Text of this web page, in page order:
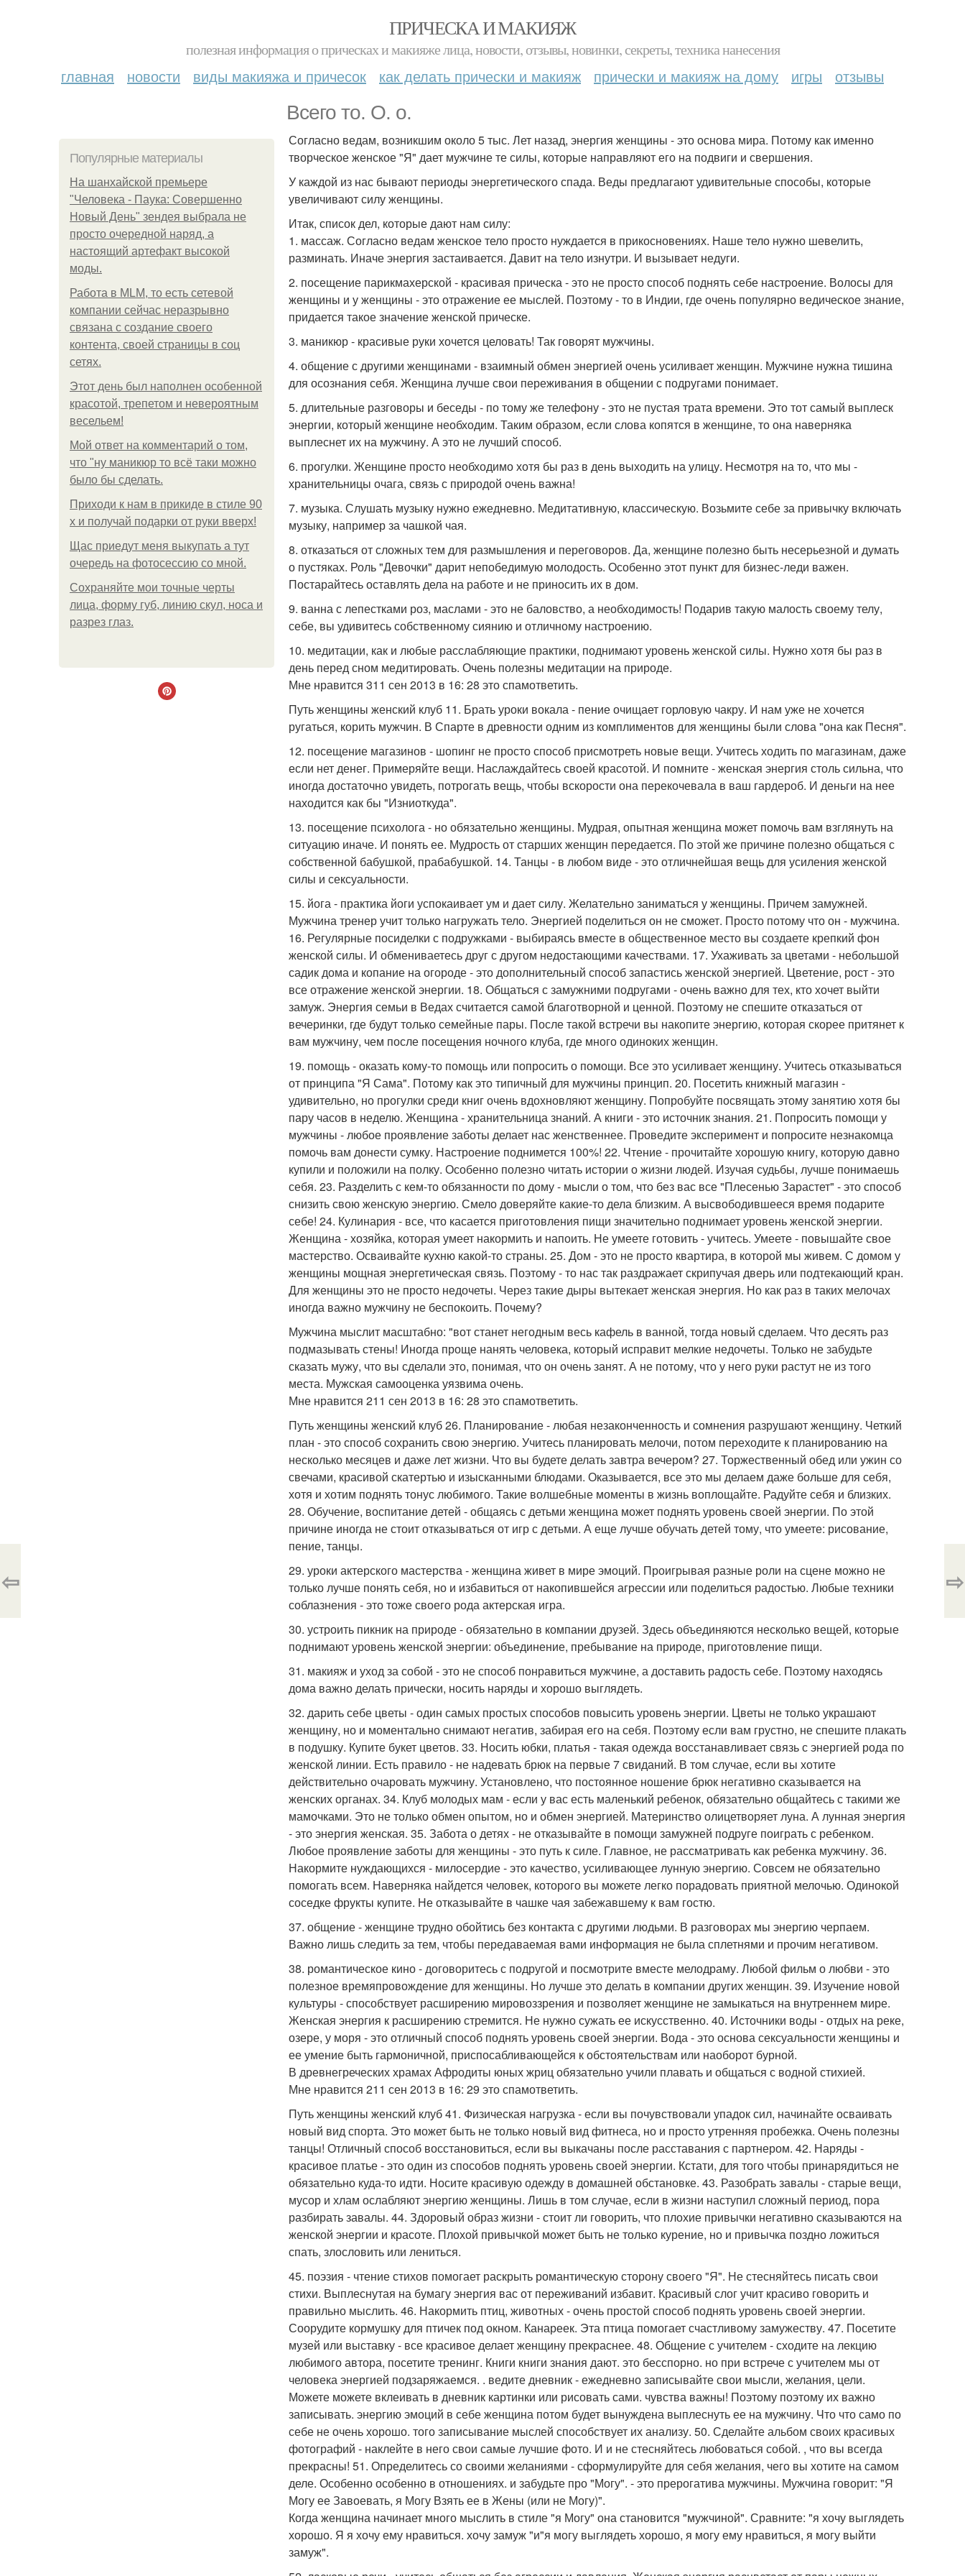
ПРИЧЕСКА И МАКИЯЖ
полезная информация о прическах и макияже лица, новости, отзывы, новинки, секреты, техника нанесения
главная новости виды макияжа и причесок как делать прически и макияж прически и макияж на дому игры отзывы
Всего то. О. о.
Популярные материалы
На шанхайской премьере
"Человека - Паука: Совершенно
Новый День" зендея выбрала не
просто очередной наряд, а
настоящий артефакт высокой
моды.
Работа в MLM, то есть сетевой
компании сейчас неразрывно
связана с создание своего
контента, своей страницы в соц
сетях.
Этот день был наполнен особенной
красотой, трепетом и невероятным
весельем!
Мой ответ на комментарий о том,
что "ну маникюр то всё таки можно
было бы сделать.
Приходи к нам в прикиде в стиле 90
х и получай подарки от руки вверх!
Щас приедут меня выкупать а тут
очередь на фотосессию со мной.
Сохраняйте мои точные черты
лица, форму губ, линию скул, носа и
разрез глаз.
Согласно ведам, возникшим около 5 тыс. Лет назад, энергия женщины - это основа мира. Потому как именно
творческое женское "Я" дает мужчине те силы, которые направляют его на подвиги и свершения.
У каждой из нас бывают периоды энергетического спада. Веды предлагают удивительные способы, которые
увеличивают силу женщины.
Итак, список дел, которые дают нам силу:
1. массаж. Согласно ведам женское тело просто нуждается в прикосновениях. Наше тело нужно шевелить,
разминать. Иначе энергия застаивается. Давит на тело изнутри. И вызывает недуги.
2. посещение парикмахерской - красивая прическа - это не просто способ поднять себе настроение. Волосы для
женщины и у женщины - это отражение ее мыслей. Поэтому - то в Индии, где очень популярно ведическое знание,
придается такое значение женской прическе.
3. маникюр - красивые руки хочется целовать! Так говорят мужчины.
4. общение с другими женщинами - взаимный обмен энергией очень усиливает женщин. Мужчине нужна тишина
для осознания себя. Женщина лучше свои переживания в общении с подругами понимает.
5. длительные разговоры и беседы - по тому же телефону - это не пустая трата времени. Это тот самый выплеск
энергии, который женщине необходим. Таким образом, если слова копятся в женщине, то она наверняка
выплеснет их на мужчину. А это не лучший способ.
6. прогулки. Женщине просто необходимо хотя бы раз в день выходить на улицу. Несмотря на то, что мы -
хранительницы очага, связь с природой очень важна!
7. музыка. Слушать музыку нужно ежедневно. Медитативную, классическую. Возьмите себе за привычку включать
музыку, например за чашкой чая.
8. отказаться от сложных тем для размышления и переговоров. Да, женщине полезно быть несерьезной и думать
о пустяках. Роль "Девочки" дарит непобедимую молодость. Особенно этот пункт для бизнес-леди важен.
Постарайтесь оставлять дела на работе и не приносить их в дом.
9. ванна с лепестками роз, маслами - это не баловство, а необходимость! Подарив такую малость своему телу,
себе, вы удивитесь собственному сиянию и отличному настроению.
10. медитации, как и любые расслабляющие практики, поднимают уровень женской силы. Нужно хотя бы раз в
день перед сном медитировать. Очень полезны медитации на природе.
Мне нравится 311 сен 2013 в 16: 28 это спамответить.
Путь женщины женский клуб 11. Брать уроки вокала - пение очищает горловую чакру. И нам уже не хочется
ругаться, корить мужчин. В Спарте в древности одним из комплиментов для женщины были слова "она как Песня".
12. посещение магазинов - шопинг не просто способ присмотреть новые вещи. Учитесь ходить по магазинам, даже
если нет денег. Примеряйте вещи. Наслаждайтесь своей красотой. И помните - женская энергия столь сильна, что
иногда достаточно увидеть, потрогать вещь, чтобы вскорости она перекочевала в ваш гардероб. И деньги на нее
находится как бы "Изниоткуда".
13. посещение психолога - но обязательно женщины. Мудрая, опытная женщина может помочь вам взглянуть на
ситуацию иначе. И понять ее. Мудрость от старших женщин передается. По этой же причине полезно общаться с
собственной бабушкой, прабабушкой. 14. Танцы - в любом виде - это отличнейшая вещь для усиления женской
силы и сексуальности.
15. йога - практика йоги успокаивает ум и дает силу. Желательно заниматься у женщины. Причем замужней.
Мужчина тренер учит только нагружать тело. Энергией поделиться он не сможет. Просто потому что он - мужчина.
16. Регулярные посиделки с подружками - выбираясь вместе в общественное место вы создаете крепкий фон
женской силы. И обмениваетесь друг с другом недостающими качествами. 17. Ухаживать за цветами - небольшой
садик дома и копание на огороде - это дополнительный способ запастись женской энергией. Цветение, рост - это
все отражение женской энергии. 18. Общаться с замужними подругами - очень важно для тех, кто хочет выйти
замуж. Энергия семьи в Ведах считается самой благотворной и ценной. Поэтому не спешите отказаться от
вечеринки, где будут только семейные пары. После такой встречи вы накопите энергию, которая скорее притянет к
вам мужчину, чем после посещения ночного клуба, где много одиноких женщин.
19. помощь - оказать кому-то помощь или попросить о помощи. Все это усиливает женщину. Учитесь отказываться
от принципа "Я Сама". Потому как это типичный для мужчины принцип. 20. Посетить книжный магазин -
удивительно, но прогулки среди книг очень вдохновляют женщину. Попробуйте посвящать этому занятию хотя бы
пару часов в неделю. Женщина - хранительница знаний. А книги - это источник знания. 21. Попросить помощи у
мужчины - любое проявление заботы делает нас женственнее. Проведите эксперимент и попросите незнакомца
помочь вам донести сумку. Настроение поднимется 100%! 22. Чтение - прочитайте хорошую книгу, которую давно
купили и положили на полку. Особенно полезно читать истории о жизни людей. Изучая судьбы, лучше понимаешь
себя. 23. Разделить с кем-то обязанности по дому - мысли о том, что без вас все "Плесенью Зарастет" - это способ
снизить свою женскую энергию. Смело доверяйте какие-то дела близким. А высвободившееся время подарите
себе! 24. Кулинария - все, что касается приготовления пищи значительно поднимает уровень женской энергии.
Женщина - хозяйка, которая умеет накормить и напоить. Не умеете готовить - учитесь. Умеете - повышайте свое
мастерство. Осваивайте кухню какой-то страны. 25. Дом - это не просто квартира, в которой мы живем. С домом у
женщины мощная энергетическая связь. Поэтому - то нас так раздражает скрипучая дверь или подтекающий кран.
Для женщины это не просто недочеты. Через такие дыры вытекает женская энергия. Но как раз в таких мелочах
иногда важно мужчину не беспокоить. Почему?
Мужчина мыслит масштабно: "вот станет негодным весь кафель в ванной, тогда новый сделаем. Что десять раз
подмазывать стены! Иногда проще нанять человека, который исправит мелкие недочеты. Только не забудьте
сказать мужу, что вы сделали это, понимая, что он очень занят. А не потому, что у него руки растут не из того
места. Мужская самооценка уязвима очень.
Мне нравится 211 сен 2013 в 16: 28 это спамответить.
Путь женщины женский клуб 26. Планирование - любая незаконченность и сомнения разрушают женщину. Четкий
план - это способ сохранить свою энергию. Учитесь планировать мелочи, потом переходите к планированию на
несколько месяцев и даже лет жизни. Что вы будете делать завтра вечером? 27. Торжественный обед или ужин со
свечами, красивой скатертью и изысканными блюдами. Оказывается, все это мы делаем даже больше для себя,
хотя и хотим поднять тонус любимого. Такие волшебные моменты в жизнь воплощайте. Радуйте себя и близких.
28. Обучение, воспитание детей - общаясь с детьми женщина может поднять уровень своей энергии. По этой
причине иногда не стоит отказываться от игр с детьми. А еще лучше обучать детей тому, что умеете: рисование,
пение, танцы.
29. уроки актерского мастерства - женщина живет в мире эмоций. Проигрывая разные роли на сцене можно не
только лучше понять себя, но и избавиться от накопившейся агрессии или поделиться радостью. Любые техники
соблазнения - это тоже своего рода актерская игра.
30. устроить пикник на природе - обязательно в компании друзей. Здесь объединяются несколько вещей, которые
поднимают уровень женской энергии: объединение, пребывание на природе, приготовление пищи.
31. макияж и уход за собой - это не способ понравиться мужчине, а доставить радость себе. Поэтому находясь
дома важно делать прически, носить наряды и хорошо выглядеть.
32. дарить себе цветы - один самых простых способов повысить уровень энергии. Цветы не только украшают
женщину, но и моментально снимают негатив, забирая его на себя. Поэтому если вам грустно, не спешите плакать
в подушку. Купите букет цветов. 33. Носить юбки, платья - такая одежда восстанавливает связь с энергией рода по
женской линии. Есть правило - не надевать брюк на первые 7 свиданий. В том случае, если вы хотите
действительно очаровать мужчину. Установлено, что постоянное ношение брюк негативно сказывается на
женских органах. 34. Клуб молодых мам - если у вас есть маленький ребенок, обязательно общайтесь с такими же
мамочками. Это не только обмен опытом, но и обмен энергией. Материнство олицетворяет луна. А лунная энергия
- это энергия женская. 35. Забота о детях - не отказывайте в помощи замужней подруге поиграть с ребенком.
Любое проявление заботы для женщины - это путь к силе. Главное, не рассматривать как ребенка мужчину. 36.
Накормите нуждающихся - милосердие - это качество, усиливающее лунную энергию. Совсем не обязательно
помогать всем. Наверняка найдется человек, которого вы можете легко порадовать приятной мелочью. Одинокой
соседке фрукты купите. Не отказывайте в чашке чая забежавшему к вам гостю.
37. общение - женщине трудно обойтись без контакта с другими людьми. В разговорах мы энергию черпаем.
Важно лишь следить за тем, чтобы передаваемая вами информация не была сплетнями и прочим негативом.
38. романтическое кино - договоритесь с подругой и посмотрите вместе мелодраму. Любой фильм о любви - это
полезное времяпровождение для женщины. Но лучше это делать в компании других женщин. 39. Изучение новой
культуры - способствует расширению мировоззрения и позволяет женщине не замыкаться на внутреннем мире.
Женская энергия к расширению стремится. Не нужно сужать ее искусственно. 40. Источники воды - отдых на реке,
озере, у моря - это отличный способ поднять уровень своей энергии. Вода - это основа сексуальности женщины и
ее умение быть гармоничной, приспосабливающейся к обстоятельствам или наоборот бурной.
В древнегреческих храмах Афродиты юных жриц обязательно учили плавать и общаться с водной стихией.
Мне нравится 211 сен 2013 в 16: 29 это спамответить.
Путь женщины женский клуб 41. Физическая нагрузка - если вы почувствовали упадок сил, начинайте осваивать
новый вид спорта. Это может быть не только новый вид фитнеса, но и просто утренняя пробежка. Очень полезны
танцы! Отличный способ восстановиться, если вы выкачаны после расставания с партнером. 42. Наряды -
красивое платье - это один из способов поднять уровень своей энергии. Кстати, для того чтобы принарядиться не
обязательно куда-то идти. Носите красивую одежду в домашней обстановке. 43. Разобрать завалы - старые вещи,
мусор и хлам ослабляют энергию женщины. Лишь в том случае, если в жизни наступил сложный период, пора
разбирать завалы. 44. Здоровый образ жизни - стоит ли говорить, что плохие привычки негативно сказываются на
женской энергии и красоте. Плохой привычкой может быть не только курение, но и привычка поздно ложиться
спать, злословить или лениться.
45. поэзия - чтение стихов помогает раскрыть романтическую сторону своего "Я". Не стесняйтесь писать свои
стихи. Выплеснутая на бумагу энергия вас от переживаний избавит. Красивый слог учит красиво говорить и
правильно мыслить. 46. Накормить птиц, животных - очень простой способ поднять уровень своей энергии.
Соорудите кормушку для птичек под окном. Канареек. Эта птица помогает счастливому замужеству. 47. Посетите
музей или выставку - все красивое делает женщину прекраснее. 48. Общение с учителем - сходите на лекцию
любимого автора, посетите тренинг. Книги книги знания дают. это бесспорно. но при встрече с учителем мы от
человека энергией подзаряжаемся. . ведите дневник - ежедневно записывайте свои мысли, желания, цели.
Можете можете вклеивать в дневник картинки или рисовать сами. чувства важны! Поэтому поэтому их важно
записывать. энергию эмоций в себе женщина потом будет вынуждена выплеснуть ее на мужчину. Что что само по
себе не очень хорошо. того записывание мыслей способствует их анализу. 50. Сделайте альбом своих красивых
фотографий - наклейте в него свои самые лучшие фото. И и не стесняйтесь любоваться собой. , что вы всегда
прекрасны! 51. Определитесь со своими желаниями - сформулируйте для себя желания, чего вы хотите на самом
деле. Особенно особенно в отношениях. и забудьте про "Могу". - это прерогатива мужчины. Мужчина говорит: "Я
Могу ее Завоевать, я Могу Взять ее в Жены (или не Могу)".
Когда женщина начинает много мыслить в стиле "я Могу" она становится "мужчиной". Сравните: "я хочу выглядеть
хорошо. Я я хочу ему нравиться. хочу замуж "и"я могу выглядеть хорошо, я могу ему нравиться, я могу выйти
замуж".
⇦ ⇨